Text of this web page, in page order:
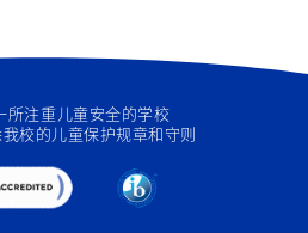
所注重儿童安全的学校
我校的儿童保护规章和守则